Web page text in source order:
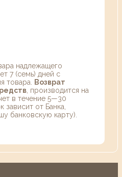
надлежащего
7 (семь) дней с
товара.
Возврат
, производится на
в течение 5—30
зависит от Банка,
банковскую карту).